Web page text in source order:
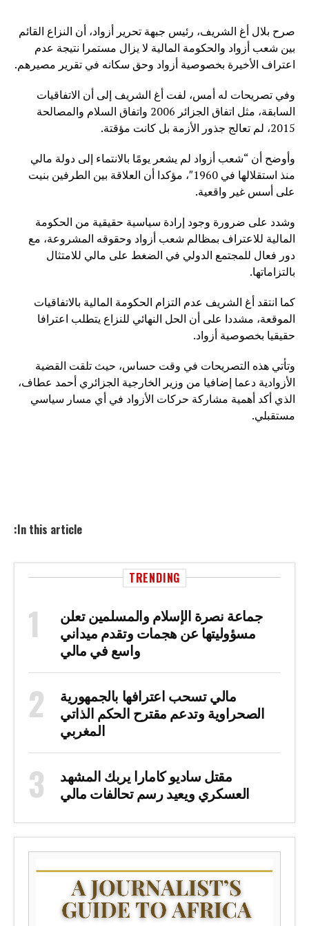
صرح بلال أغ الشريف، رئيس جبهة تحرير أزواد، أن النزاع القائم
بين شعب أزواد والحكومة المالية لا يزال مستمرا نتيجة عدم
اعتراف الأخيرة بخصوصية أزواد وحق سكانه في تقرير مصيرهم.
وفي تصريحات له أمس، لفت أغ الشريف إلى أن الاتفاقيات
السابقة، مثل اتفاق الجزائر 2006 واتفاق السلام والمصالحة
2015، لم تعالج جذور الأزمة بل كانت مؤقتة.
وأوضح أن “شعب أزواد لم يشعر يومًا بالانتماء إلى دولة مالي
منذ استقلالها في 1960″، مؤكدا أن العلاقة بين الطرفين بنيت
على أسس غير واقعية.
وشدد على ضرورة وجود إرادة سياسية حقيقية من الحكومة
المالية للاعتراف بمظالم شعب أزواد وحقوقه المشروعة، مع
دور فعال للمجتمع الدولي في الضغط على مالي للامتثال
بالتزاماتها.
كما انتقد أغ الشريف عدم التزام الحكومة المالية بالاتفاقيات
الموقعة، مشددا على أن الحل النهائي للنزاع يتطلب اعترافا
حقيقيا بخصوصية أزواد.
وتأتي هذه التصريحات في وقت حساس، حيث تلقت القضية
الأزوادية دعما إضافيا من وزير الخارجية الجزائري أحمد عطاف،
الذي أكد أهمية مشاركة حركات الأزواد في أي مسار سياسي
مستقبلي.
In this article:
TRENDING
جماعة نصرة الإسلام والمسلمين تعلن
مسؤوليتها عن هجمات وتقدم ميداني
واسع في مالي
مالي تسحب اعترافها بالجمهورية
الصحراوية وتدعم مقترح الحكم الذاتي
المغربي
مقتل ساديو كامارا يربك المشهد
العسكري ويعيد رسم تحالفات مالي